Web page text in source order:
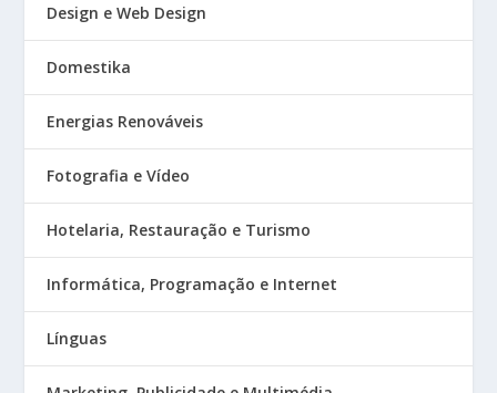
Design e Web Design
Domestika
Energias Renováveis
Fotografia e Vídeo
Hotelaria, Restauração e Turismo
Informática, Programação e Internet
Línguas